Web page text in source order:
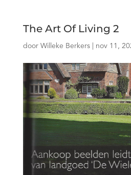
The Art Of Living 2
door Willeke Berkers| nov 11,